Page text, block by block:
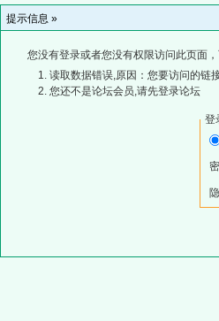
提示信息 »
您没有登录或者您没有权限访问此页面
读取数据错误,原因：您要访问的链
您还不是论坛会员,请先登录论坛
登